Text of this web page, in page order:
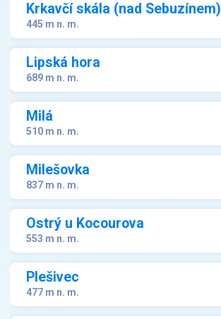
Krkavčí skála (nad Sebuzínem)
445 m n. m.
Lipská hora
689 m n. m.
Milá
510 m n. m.
Milešovka
837 m n. m.
Ostrý u Kocourova
553 m n. m.
Plešivec
477 m n. m.